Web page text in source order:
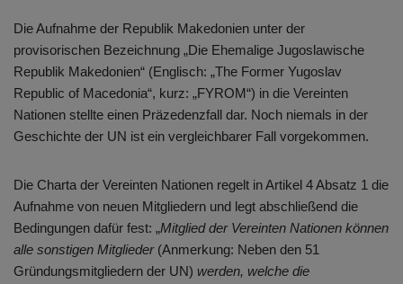
Die Aufnahme der Republik Makedonien unter der
provisorischen Bezeichnung „Die Ehemalige Jugoslawische
Republik Makedonien“ (Englisch: „The Former Yugoslav
Republic of Macedonia“, kurz: „FYROM“) in die Vereinten
Nationen stellte einen Präzedenzfall dar. Noch niemals in der
Geschichte der UN ist ein vergleichbarer Fall vorgekommen.
Die Charta der Vereinten Nationen regelt in Artikel 4 Absatz 1 die
Aufnahme von neuen Mitgliedern und legt abschließend die
Bedingungen dafür fest: „Mitglied der Vereinten Nationen können
alle sonstigen Mitglieder(Anmerkung: Neben den 51
Gründungsmitgliedern der UN) werden, welche die